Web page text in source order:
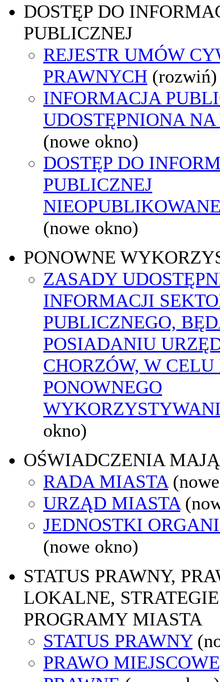
DOSTĘP DO
PUBLICZNEJ
REJESTR UMÓW
PRAWNYCH (rozwiń)
INFORMACJA
UDOSTĘPNIONA
(nowe okno)
DOSTĘP DO
PUBLICZNEJ
(nowe okno)
PONOWNE
ZASADY
INFORMACJI
PUBLICZNEGO,
POSIADANIU
CHORZÓW, W
PONOWNEGO
okno)
OŚWIADCZENIA
RADA MIASTA
URZĄD MIASTA
JEDNOSTKI
(nowe okno)
STATUS PRAWNY,
LOKALNE,
PROGRAMY MIASTA
STATUS PRAWNY
PRAWO